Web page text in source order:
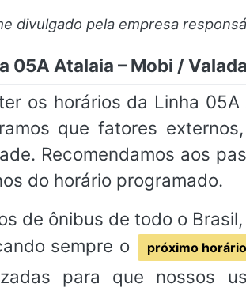
divulgado pela empresa
05A Atalaia – Mobi /
os horários da Linha
que fatores
Recomendamos aos
do horário programado.
de ônibus de todo o
sempre o
próximo horário
para que nossos